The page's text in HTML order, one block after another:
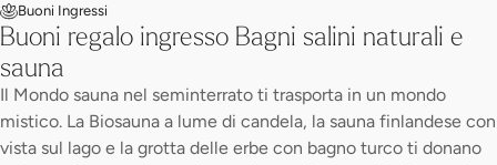
Buoni Ingressi
Buoni regalo ingresso Bagni salini naturali e
sauna
Il Mondo sauna nel seminterrato ti trasporta in un mondo
mistico. La Biosauna a lume di candela, la sauna finlandese con
vista sul lago e la grotta delle erbe con bagno turco ti donano